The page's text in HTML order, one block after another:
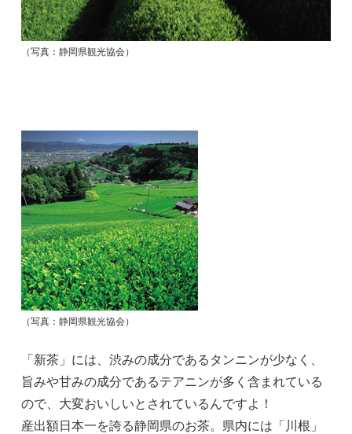
（写真：静岡県観光協会）
（写真：静岡県観光協会）
「新茶」には、渋みの成分であるタンニンが少なく、
旨みや甘みの成分であるテアニンが多く含まれている
ので、大変おいしいとされているんですよ！
産出額日本一を誇る静岡県のお茶。県内には「川根」